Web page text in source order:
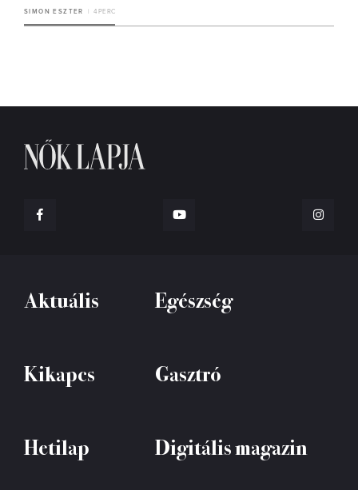
SIMON ESZTER 4 PERC
Aktuális Egészség
Kikapcs Gasztró
Hetilap Digitális magazin